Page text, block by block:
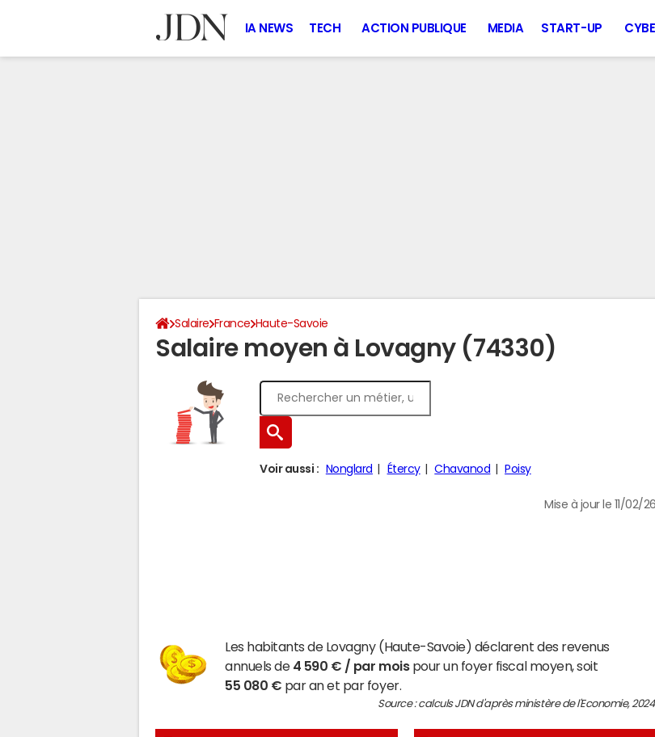
IA NEWS TECH ACTION PUBLIQUE MEDIA START-UP
Salaire France Haute-Savoie
Salaire moyen à Lovagny (74330)
Voir aussi : Nonglard Étercy Chavanod Poisy
Mise à jour le 11/02/26
Les habitants de Lovagny (Haute-Savoie) déclarent des revenus
annuels de 4 590 € / par moispour un foyer fiscal moyen, soit
55 080 € par an et par foyer.
Source : calculs JDN d'après ministère de l'Economie, 2024